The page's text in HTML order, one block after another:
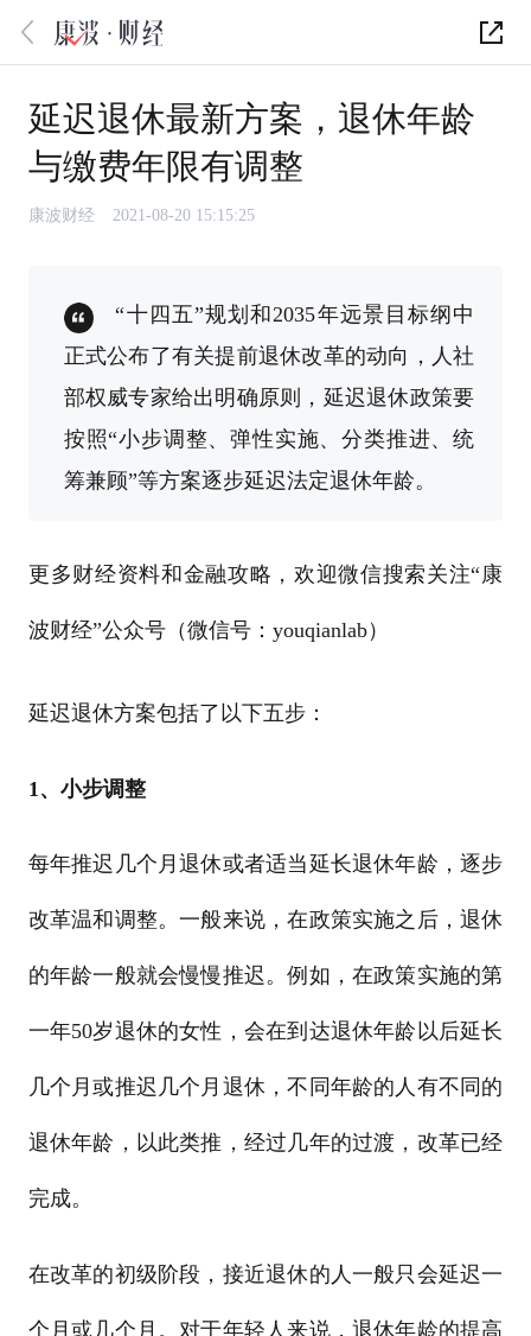
延迟退休最新方案，退休年龄
与缴费年限有调整
康波财经 2021-08-20 15:15:25
“十四五”规划和2035年远景目标纲中
正式公布了有关提前退休改革的动向，人社
部权威专家给出明确原则，延迟退休政策要
按照“小步调整、弹性实施、分类推进、统
筹兼顾”等方案逐步延迟法定退休年龄。
更多财经资料和金融攻略，欢迎微信搜索关注“康
波财经”公众号（微信号：youqianlab）
延迟退休方案包括了以下五步：
1、小步调整
每年推迟几个月退休或者适当延长退休年龄，逐步
改革温和调整。一般来说，在政策实施之后，退休
的年龄一般就会慢慢推迟。例如，在政策实施的第
一年50岁退休的女性，会在到达退休年龄以后延长
几个月或推迟几个月退休，不同年龄的人有不同的
退休年龄，以此类推，经过几年的过渡，改革已经
完成。
在改革的初级阶段，接近退休的人一般只会延迟一
个月或几个月。对于年轻人来说，退休年龄的提高